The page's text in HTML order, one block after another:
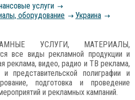
услуги
оборудование
Украина
УСЛУГИ, МАТЕРИАЛЫ,
все виды рекламной продукции и
реклама, видео, радио и ТВ реклама,
и представительской полиграфии и
подготовка и проведение
и рекламных кампаний.